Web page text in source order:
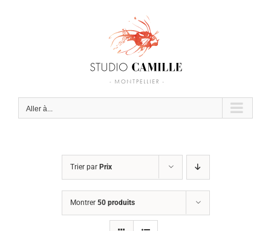
Aller à...
Trier par Prix
Montrer 50 produits